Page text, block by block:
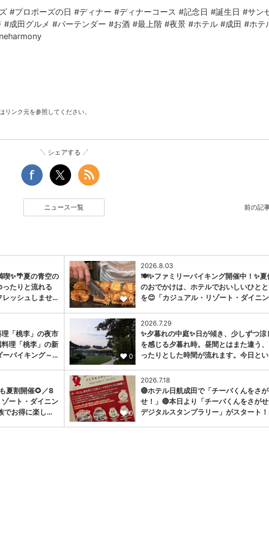
#プロポーズの日 #ディナー #ディナーコース #記念日 #誕生日 #サン
#成田グルメ #バーテンダー #お酒 #最上階 #夜景 #ホテル #成田 #ホテ
ンク元を参照してください。
シェアする
ニュース一覧 前の記
喫✨🌴夏の青空の
たりと流れる
レッシュしませ…
0
2026.8.03
🍽️✨ファミリーバイキング開催中！✨夏
のおでかけは、ホテルでおいしいひとと
を😊「カジュアル・リゾート・ダイニ
「桃李」の夜市
理「桃李」の新
ーバイキング～…
0
2026.7.29
✨夕暮れの中庭✨日が傾き、少しずつ涼
を感じる夕暮れ時。昼間とはまた違う
ったりとした時間が流れます。今日と
夏割開催🌻／8
ート・ダイニン
でお得に楽し…
0
2026.7.18
🔴ホテル日航成田で「チーバくんをさが
せ！」🔴本日より「チーバくんをさがせ
デジタルスタンプラリー」がスタート